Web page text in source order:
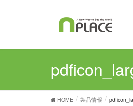
HOME 製品情報